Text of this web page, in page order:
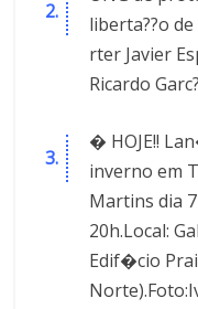
liberta??o
rter Javier
Ricardo
� HOJE!!
inverno em
Martins dia
20h.Local:
Edif�cio